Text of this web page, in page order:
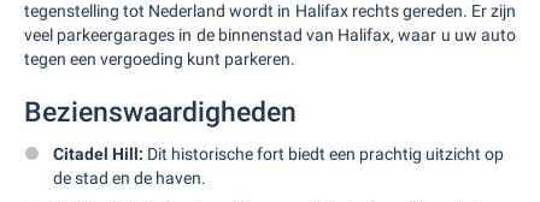
tegenstelling tot Nederland wordt in Halifax rechts gereden. Er zijn
veel parkeergarages in de binnenstad van Halifax, waar u uw auto
tegen een vergoeding kunt parkeren.
Bezienswaardigheden
Citadel Hill: Dit historische fort biedt een prachtig uitzicht op
de stad en de haven.